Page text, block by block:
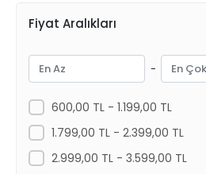
Fiyat Aralıkları
-
600,00 TL - 1.199,00 TL
1.799,00 TL - 2.399,00 TL
2.999,00 TL - 3.599,00 TL